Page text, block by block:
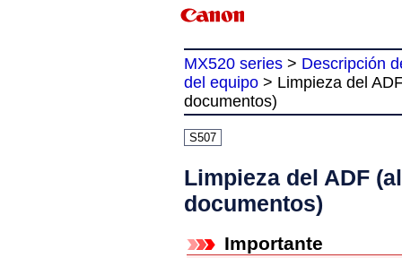
MX520 series > Descripción
del equipo > Limpieza del
documentos)
S507
Limpieza del ADF
documentos)
Importante